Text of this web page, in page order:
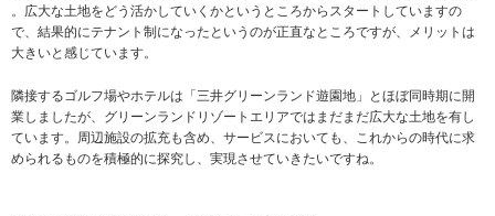
。広大な土地をどう活かしていくかというところからスタートしていますの
で、結果的にテナント制になったというのが正直なところですが、メリットは
大きいと感じています。
隣接するゴルフ場やホテルは「三井グリーンランド遊園地」とほぼ同時期に開
業しましたが、グリーンランドリゾートエリアではまだまだ広大な土地を有し
ています。周辺施設の拡充も含め、サービスにおいても、これからの時代に求
められるものを積極的に探究し、実現させていきたいですね。